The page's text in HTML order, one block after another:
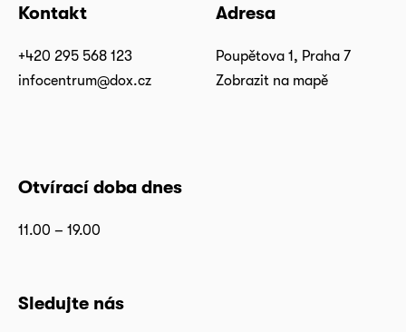
Kontakt
+420 295 568 123
infocentrum@dox.cz
Adresa
Poupětova 1, Praha 7
Zobrazit na mapě
Otvírací doba dnes
11.00 – 19.00
Sledujte nás